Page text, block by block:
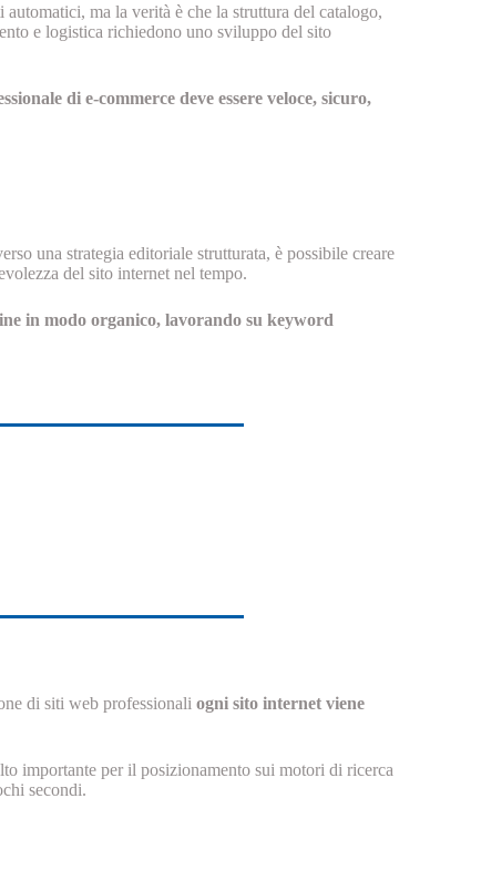
ma la verità è che la struttura del catalogo,
e logistica richiedono uno sviluppo del sito
di e-commerce deve essere veloce, sicuro,
una strategia editoriale strutturata, è possibile creare
del sito internet nel tempo.
in modo organico, lavorando su keyword
di siti web professionali ogni sito internet viene
importante per il posizionamento sui motori di ricerca
secondi.